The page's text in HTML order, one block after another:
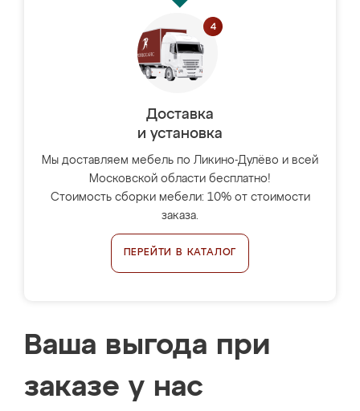
Доставка
и установка
Мы доставляем мебель по Ликино-Дулёво и всей
Московской области бесплатно!
Стоимость сборки мебели: 10% от стоимости
заказа.
ПЕРЕЙТИ В КАТАЛОГ
Ваша выгода при
заказе у нас